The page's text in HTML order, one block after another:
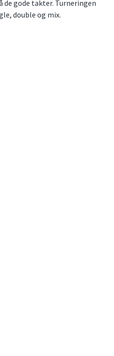
de gode takter. Turneringen
double og mix.